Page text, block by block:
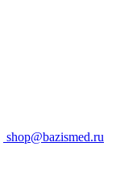
shop@bazismed.ru